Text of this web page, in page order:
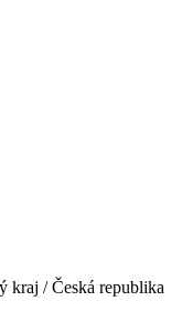
kraj / Česká republika